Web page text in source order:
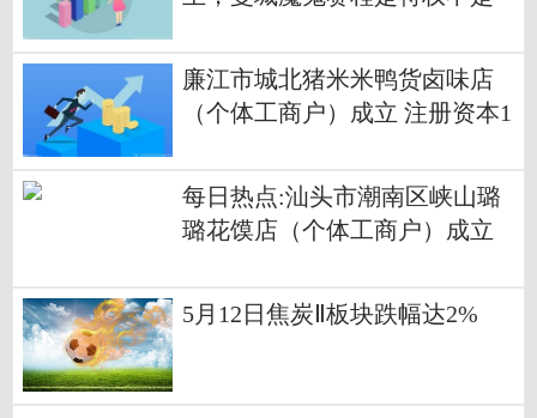
廉江市城北猪米米鸭货卤味店
（个体工商户）成立 注册资本1
每日热点:汕头市潮南区峡山璐
璐花馍店（个体工商户）成立
5月12日焦炭Ⅱ板块跌幅达2%